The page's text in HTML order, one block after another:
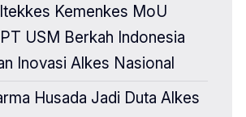
Kemenkes MoU
USM Berkah Indonesia
Inovasi Alkes Nasional
Husada Jadi Duta Alkes